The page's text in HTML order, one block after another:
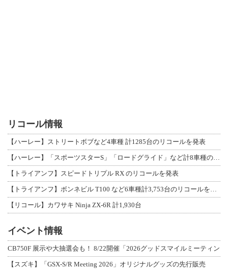
リコール情報
【ハーレー】ストリートボブなど4車種 計1285台のリコールを発表
【ハーレー】「スポーツスターS」「ロードグライド」など計8車種のリコールを発表
【トライアンフ】スピードトリプル RX のリコールを発表
【トライアンフ】ボンネビル T100 など6車種計3,753台のリコールを発表
【リコール】カワサキ Ninja ZX-6R 計1,930台
イベント情報
CB750F 展示や大抽選会も！ 8/22開催「2026グッドスマイルミーティン
【スズキ】「GSX-S/R Meeting 2026」オリジナルグッズの先行販売